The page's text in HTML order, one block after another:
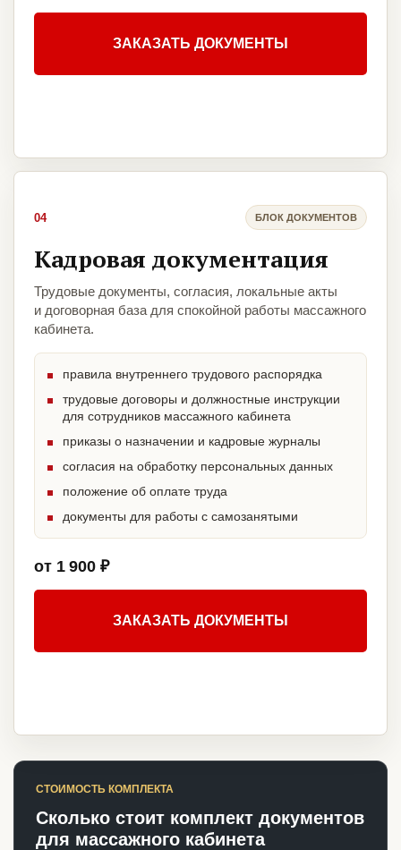
ЗАКАЗАТЬ ДОКУМЕНТЫ
04 БЛОК ДОКУМЕНТОВ
Кадровая документация
Трудовые документы, согласия, локальные акты
и договорная база для спокойной работы массажного
кабинета.
правила внутреннего трудового распорядка
трудовые договоры и должностные инструкции
для сотрудников массажного кабинета
приказы о назначении и кадровые журналы
согласия на обработку персональных данных
положение об оплате труда
документы для работы с самозанятыми
от 1 900 ₽
ЗАКАЗАТЬ ДОКУМЕНТЫ
СТОИМОСТЬ КОМПЛЕКТА
Сколько стоит комплект документов
для массажного кабинета